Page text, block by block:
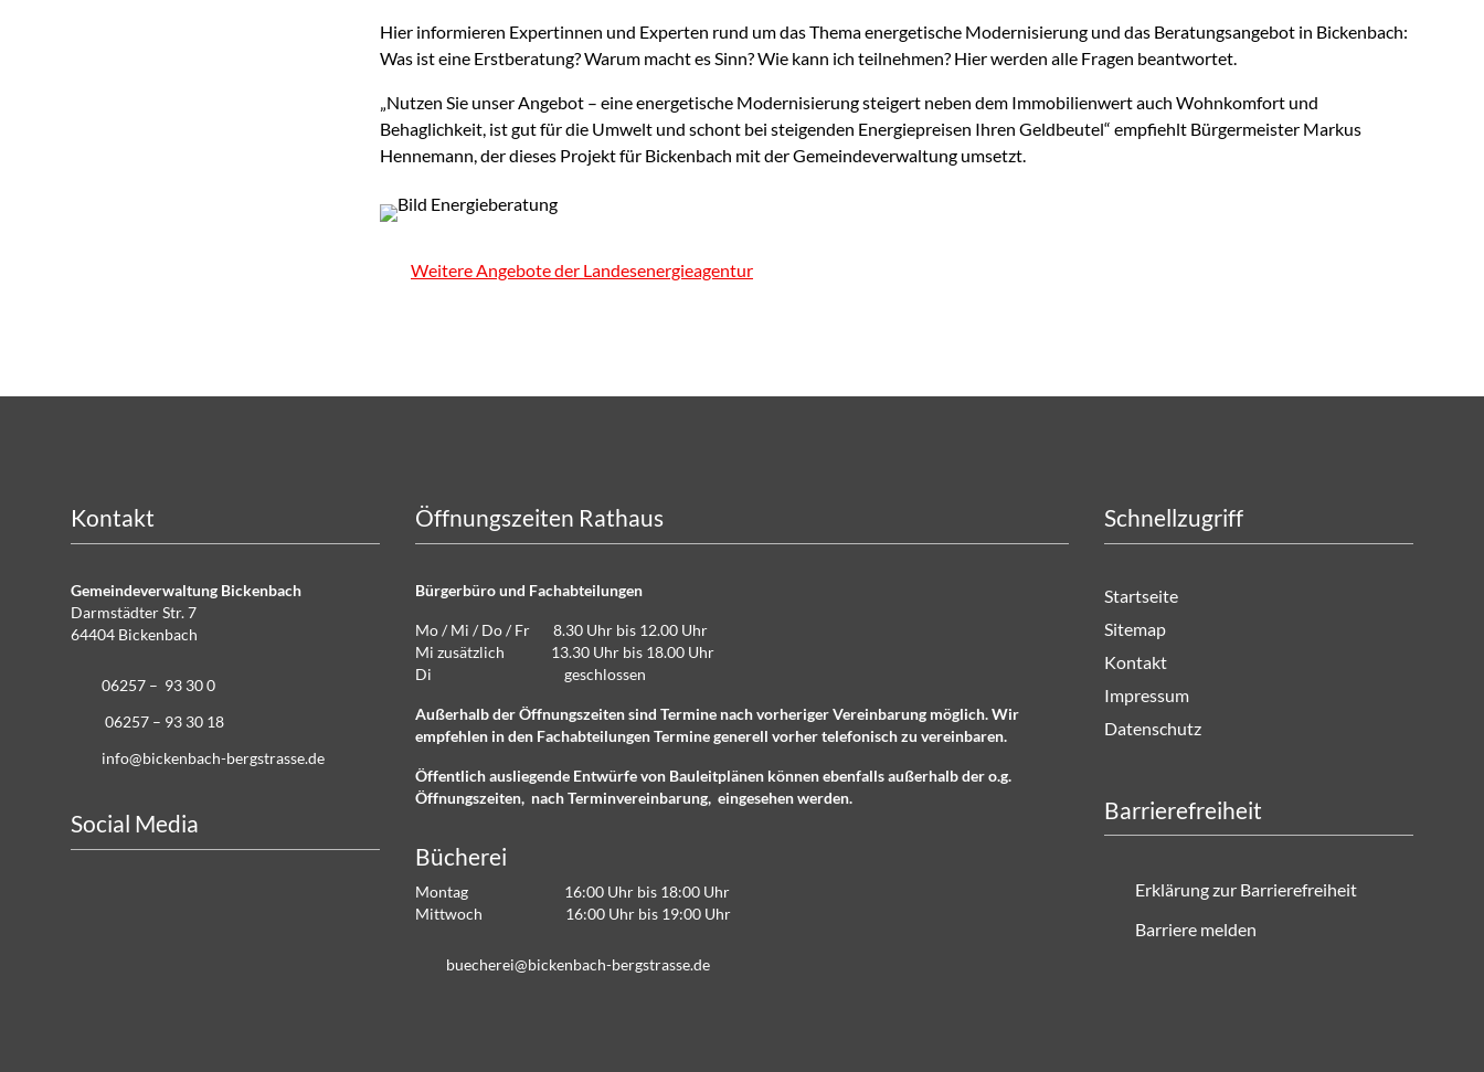
Hier informieren Expertinnen und Experten rund um das Thema energetische Modernisierung und das Beratungsangebot in Bickenbach:
Was ist eine Erstberatung? Warum macht es Sinn? Wie kann ich teilnehmen? Hier werden alle Fragen beantwortet.
„Nutzen Sie unser Angebot – eine energetische Modernisierung steigert neben dem Immobilienwert auch Wohnkomfort und
Behaglichkeit, ist gut für die Umwelt und schont bei steigenden Energiepreisen Ihren Geldbeutel“ empfiehlt Bürgermeister Markus
Hennemann, der dieses Projekt für Bickenbach mit der Gemeindeverwaltung umsetzt.
Weitere Angebote der Landesenergieagentur
Kontakt
Gemeindeverwaltung Bickenbach
Darmstädter Str. 7
64404 Bickenbach
06257 – 93 30 0
06257 – 93 30 18
info@bickenbach-bergstrasse.de
Social Media
Öffnungszeiten Rathaus
Bürgerbüro und Fachabteilungen
Mo / Mi / Do / Fr 8.30 Uhr bis 12.00 Uhr
Mi zusätzlich 13.30 Uhr bis 18.00 Uhr
Di geschlossen
Außerhalb der Öffnungszeiten sind Termine nach vorheriger Vereinbarung möglich. Wir
empfehlen in den Fachabteilungen Termine generell vorher telefonisch zu vereinbaren.
Öffentlich ausliegende Entwürfe von Bauleitplänen können ebenfalls außerhalb der o.g.
Öffnungszeiten, nach Terminvereinbarung, eingesehen werden.
Bücherei
Montag 16:00 Uhr bis 18:00 Uhr
Mittwoch 16:00 Uhr bis 19:00 Uhr
b ch r b ck nb ch-b rgstr ss d
Schnellzugriff
Startseite
Sitemap
Kontakt
Impressum
Datenschutz
Barrierefreiheit
Erklärung zur Barrierefreiheit
Barriere melden